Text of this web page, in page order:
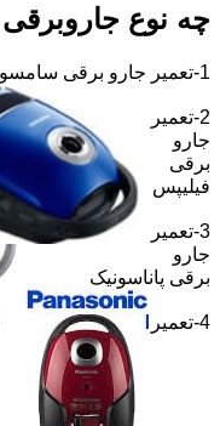
چه نوع
1-تعمیر جارو برقی سامسونگ
2-تعمیر
جارو
برقی
فیلیپس
3-تعمیر
جارو
برقی پاناسونیک
4-تعمیر